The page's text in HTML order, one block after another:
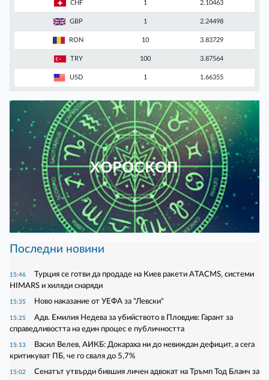
CHF 1 2.10463
GBP 1 2.24498
RON 10 3.83729
TRY 100 3.87564
USD 1 1.66355
ХОРОСКОП
Последни новини
15:46
Турция се готви да продаде на Киев ракети ATACMS, системи
HIMARS и хиляди снаряди
15:35 Ново наказание от УЕФА за "Левски"
15:25
Адв. Емилия Недева за убийството в Пловдив: Гарант за
справедливостта на един процес е публичността
15:13
Васил Велев, АИКБ: Докараха ни до невиждан дефицит, а сега
критикуват ПБ, че го сваля до 5,7%
15:02
Сенатът утвърди бившия личен адвокат на Тръмп Тод Бланч за